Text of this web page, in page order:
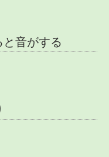
音がする